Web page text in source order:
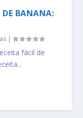
DE BANANA:
|
fácil de